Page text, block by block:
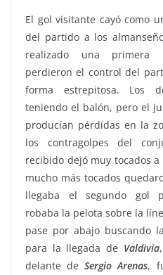
El gol visitante cayó como
del partido a los
realizado una primera
perdieron el control del
forma estrepitosa. Los
teniendo el balón, pero el
producían pérdidas en la
los contragolpes del
recibido dejó muy tocados
mucho más tocados
llegaba el segundo gol
robaba la pelota sobre la
pase por abajo buscando
para la llegada de Valdivia
delante deSergio Arenas,